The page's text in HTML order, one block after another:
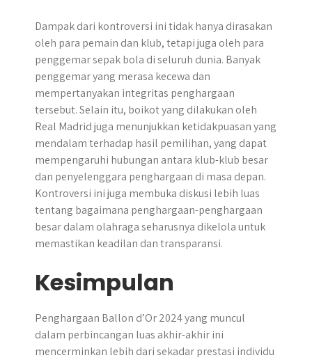
Dampak dari kontroversi ini tidak hanya dirasakan
oleh para pemain dan klub, tetapi juga oleh para
penggemar sepak bola di seluruh dunia. Banyak
penggemar yang merasa kecewa dan
mempertanyakan integritas penghargaan
tersebut. Selain itu, boikot yang dilakukan oleh
Real Madrid juga menunjukkan ketidakpuasan yang
mendalam terhadap hasil pemilihan, yang dapat
mempengaruhi hubungan antara klub-klub besar
dan penyelenggara penghargaan di masa depan.
Kontroversi ini juga membuka diskusi lebih luas
tentang bagaimana penghargaan-penghargaan
besar dalam olahraga seharusnya dikelola untuk
memastikan keadilan dan transparansi.
Kesimpulan
Penghargaan Ballon d’Or 2024 yang muncul
dalam perbincangan luas akhir-akhir ini
mencerminkan lebih dari sekadar prestasi individu